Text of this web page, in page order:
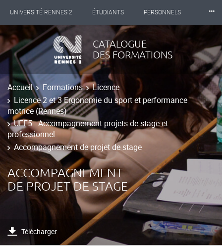
UNIVERSITÉ RENNES 2 ÉTUDIANTS PERSONNELS
INTERNATIONAL PROFESSIONNELS
LES NOUVELLES DE RENNES 2
⸱⸱⸱
CATALOGUE
DES FORMATIONS
Accueil Formations
Licence
Licence 2 et 3 Ergonomie du sport et performance
motrice (Rennes)
UEF5 - Accompagnement projets de stage et
professionnel
Accompagnement de projet de stage
ACCOMPAGNEMENT
DE PROJET DE STAGE
Télécharger